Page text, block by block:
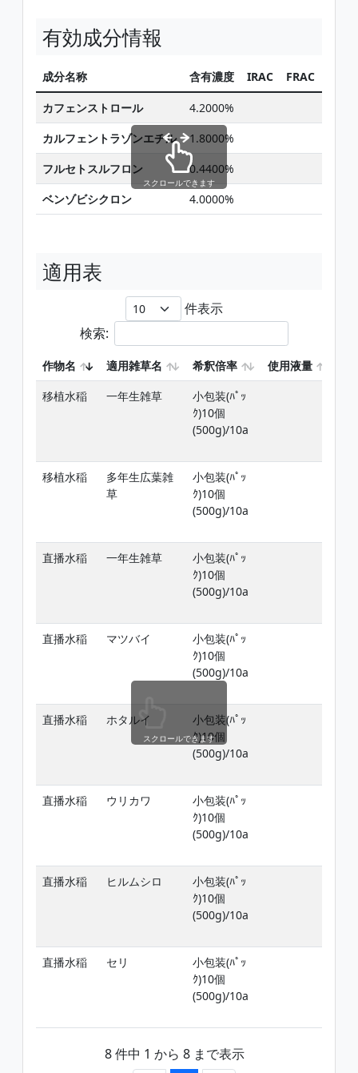
有効成分情報
成分名称 含有濃度 IRAC FRAC
カフェンストロール 4.2000%
カルフェントラゾンエチル
1.8000%
フルセトスルフロン
0.4400%
ベンゾビシクロン
4.0000%
スクロールできます
適用表
件表示
検索:
作物名 適用雑草名 希釈倍率 使用液量
移植水稲
一年生雑草
小包装(ﾊﾟｯ
ｸ)10個
(500g)/10a
移植水稲
多年生広葉雑
草
小包装(ﾊﾟｯ
ｸ)10個
(500g)/10a
直播水稲
一年生雑草
小包装(ﾊﾟｯ
ｸ)10個
(500g)/10a
直播水稲
マツバイ
小包装(ﾊﾟｯ
ｸ)10個
(500g)/10a
直播水稲
ホタルイ
小包装(ﾊﾟｯ
ｸ)10個
(500g)/10a
直播水稲
ウリカワ
小包装(ﾊﾟｯ
ｸ)10個
(500g)/10a
直播水稲
ヒルムシロ
小包装(ﾊﾟｯ
ｸ)10個
(500g)/10a
直播水稲
セリ
小包装(ﾊﾟｯ
ｸ)10個
(500g)/10a
8 件中 1 から 8 まで表示
スクロールできます